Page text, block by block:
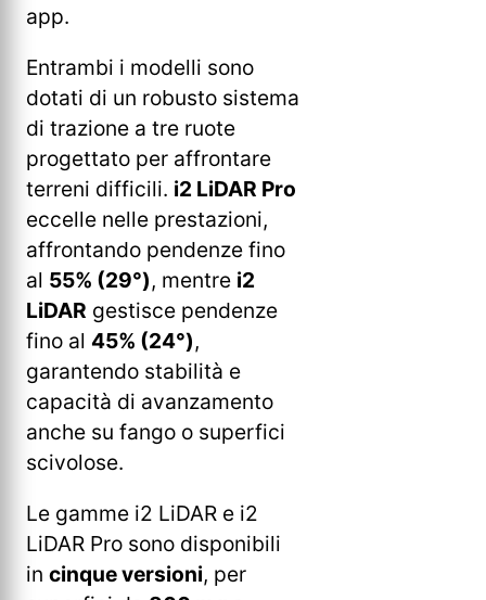
app.
Entrambi i modelli sono
dotati di un robusto sistema
di trazione a tre ruote
progettato per affrontare
terreni difficili. i2 LiDAR Pro
eccelle nelle prestazioni,
affrontando pendenze fino
al 55% (29°), mentre i2
LiDAR gestisce pendenze
fino al 45% (24°),
garantendo stabilità e
capacità di avanzamento
anche su fango o superfici
scivolose.
Le gamme i2 LiDAR e i2
LiDAR Pro sono disponibili
in cinque versioni, per